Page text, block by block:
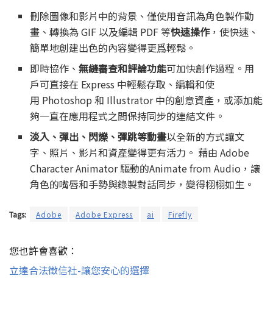
刪除圖像和影片中的背景、僅使用音訊為角色製作動
畫、轉換為 GIF 以及編輯 PDF 等快速操作，使快速、
簡單地創建出色的內容變得更爲輕鬆。
即時協作、無縫審查和評論功能可加快創作過程。用
戶可直接在 Express 中輕鬆存取、編輯和使
用 Photoshop 和 Illustrator 中的創意資產，或添加能
夠一直在應用程式之間保持同步的連結文件。
淡入、彈出、閃爍、彈跳等動畫以全新的方式讓文
字、照片、影片和資產變得更有活力。 藉由 Adob​​e
Character Animator 驅動的Animate from Audio，讓
角色的嘴唇和手勢與錄製對話同步，變得栩栩如生。
Tags: Adobe Adobe Express ai Firefly
您也許會喜歡：
立達合法徵信社-讓您安心的選擇